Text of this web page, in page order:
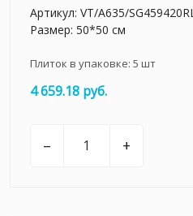
Артикул: VT/A635/SG459420RL
Размер: 50*50 см
Плиток в упаковке: 5 шт
4 659.18 руб.
– +